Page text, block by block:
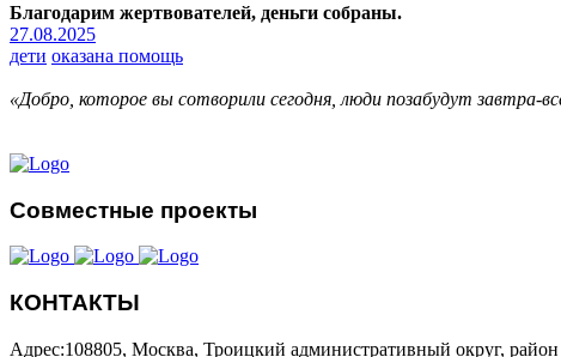
Благодарим жертвователей, деньги собраны.
27.08.2025
дети оказана помощь
«Добро, которое вы сотворили сегодня, люди позабудут завтра-
Совместные проекты
КОНТАКТЫ
Адрес:108805, Москва, Троицкий административный округ,